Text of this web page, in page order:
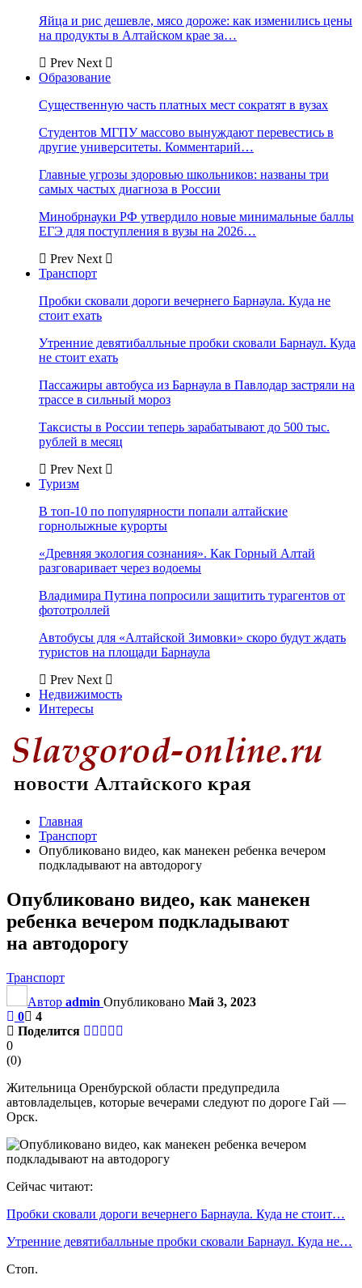
Яйца и рис дешевле, мясо дороже: как изменились цены
на продукты в Алтайском крае за…
Prev Next
Образование
Существенную часть платных мест сократят в вузах
Студентов МГПУ массово вынуждают перевестись в
другие университеты. Комментарий…
Главные угрозы здоровью школьников: названы три
самых частых диагноза в России
Минобрнауки РФ утвердило новые минимальные баллы
ЕГЭ для поступления в вузы на 2026…
Prev Next
Транспорт
Пробки сковали дороги вечернего Барнаула. Куда не
стоит ехать
Утренние девятибалльные пробки сковали Барнаул. Куда
не стоит ехать
Пассажиры автобуса из Барнаула в Павлодар застряли на
трассе в сильный мороз
Таксисты в России теперь зарабатывают до 500 тыс.
рублей в месяц
Prev Next
Туризм
В топ-10 по популярности попали алтайские
горнолыжные курорты
«Древняя экология сознания». Как Горный Алтай
разговаривает через водоемы
Владимира Путина попросили защитить турагентов от
фототроллей
Автобусы для «Алтайской Зимовки» скоро будут ждать
туристов на площади Барнаула
Prev Next
Недвижимость
Интересы
Главная
Транспорт
Опубликовано видео, как манекен ребенка вечером
подкладывают на автодорогу
Опубликовано видео, как манекен
ребенка вечером подкладывают
на автодорогу
Транспорт
Автор admin Опубликовано Май 3, 2023
0
4
Поделится
0
(0)
Жительница Оренбурской области предупредила
автовладельцев, которые вечерами следуют по дороге Гай —
Орск.
Сейчас читают:
Пробки сковали дороги вечернего Барнаула. Куда не стоит…
Утренние девятибалльные пробки сковали Барнаул. Куда не…
Стоп.